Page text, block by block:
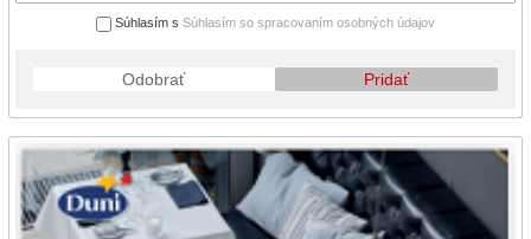
Súhlasím s Súhlasím so spracovaním osobných údajov
Odobrať Pridať